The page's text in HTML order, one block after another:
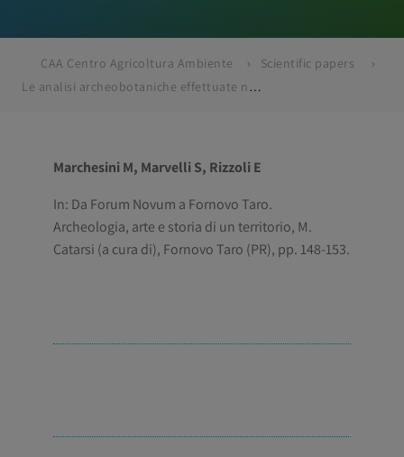
CAA Centro Agricoltura Ambiente
Scientific papers
Le analisi archeobotaniche effettuate nel sito romano di Riccò – Fornovo di Taro (Parma)
Marchesini M, Marvelli S, Rizzoli E
In: Da Forum Novum a Fornovo Taro.
Archeologia, arte e storia di un territorio, M.
Catarsi (a cura di), Fornovo Taro (PR), pp. 148-153.